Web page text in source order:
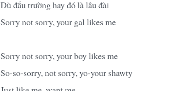
Dù đấu trường hay đó là lâu đài
Sorry not sorry, your gal likes me
Sorry not sorry, your boy likes me
So-so-sorry, not sorry, yo-your shawty